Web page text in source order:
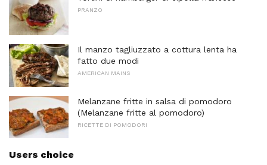
PRANZO
Il manzo tagliuzzato a cottura lenta ha
fatto due modi
AMERICAN MAINS
Melanzane fritte in salsa di pomodoro
(Melanzane fritte al pomodoro)
RICETTE DI POMODORI
Users choice